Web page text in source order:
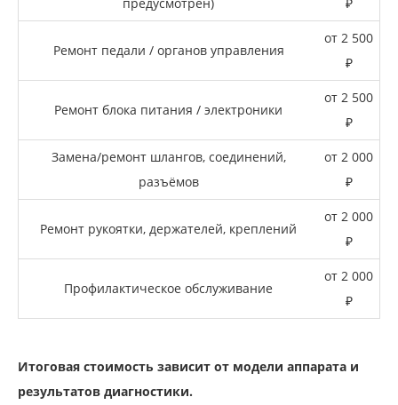
Ремонт педали / органов управления
от 2 500
₽
Ремонт блока питания / электроники
от 2 500
₽
Замена/ремонт шлангов, соединений,
разъёмов
от 2 000
₽
Ремонт рукоятки, держателей, креплений
от 2 000
₽
Профилактическое обслуживание
от 2 000
₽
Итоговая стоимость зависит от модели аппарата и
результатов диагностики.